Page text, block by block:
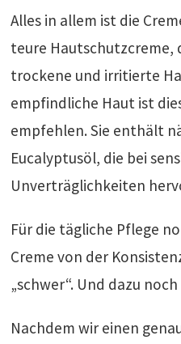
Alles in allem ist die
teure Hautschutzcreme,
trockene und irritierte
empfindliche Haut ist
empfehlen. Sie enthält
Eucalyptusöl, die bei
Unverträglichkeiten
Für die tägliche Pflege
Creme von der
„schwer“. Und dazu
Nachdem wir einen